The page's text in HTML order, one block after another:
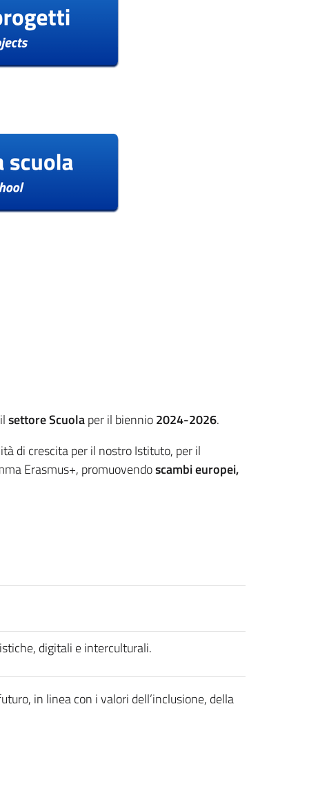
settore Scuolaper il biennio2024-2026.
di crescita per il nostro Istituto, per il
Erasmus+, promuovendoscambi europei,
digitali e interculturali.
in linea con i valori dell’inclusione, della